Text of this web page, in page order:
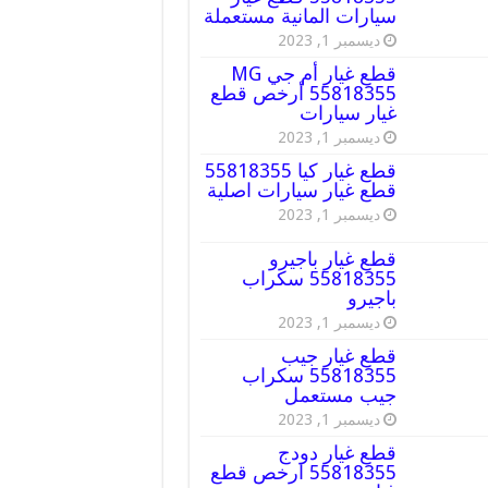
سيارات المانية مستعملة
ديسمبر 1, 2023
قطع غيار أم جي MG
55818355 أرخص قطع
غيار سيارات
ديسمبر 1, 2023
قطع غيار كيا 55818355
قطع غيار سيارات اصلية
ديسمبر 1, 2023
قطع غيار باجيرو
55818355 سكراب
باجيرو
ديسمبر 1, 2023
قطع غيار جيب
55818355 سكراب
جيب مستعمل
ديسمبر 1, 2023
قطع غيار دودج
55818355 ارخص قطع